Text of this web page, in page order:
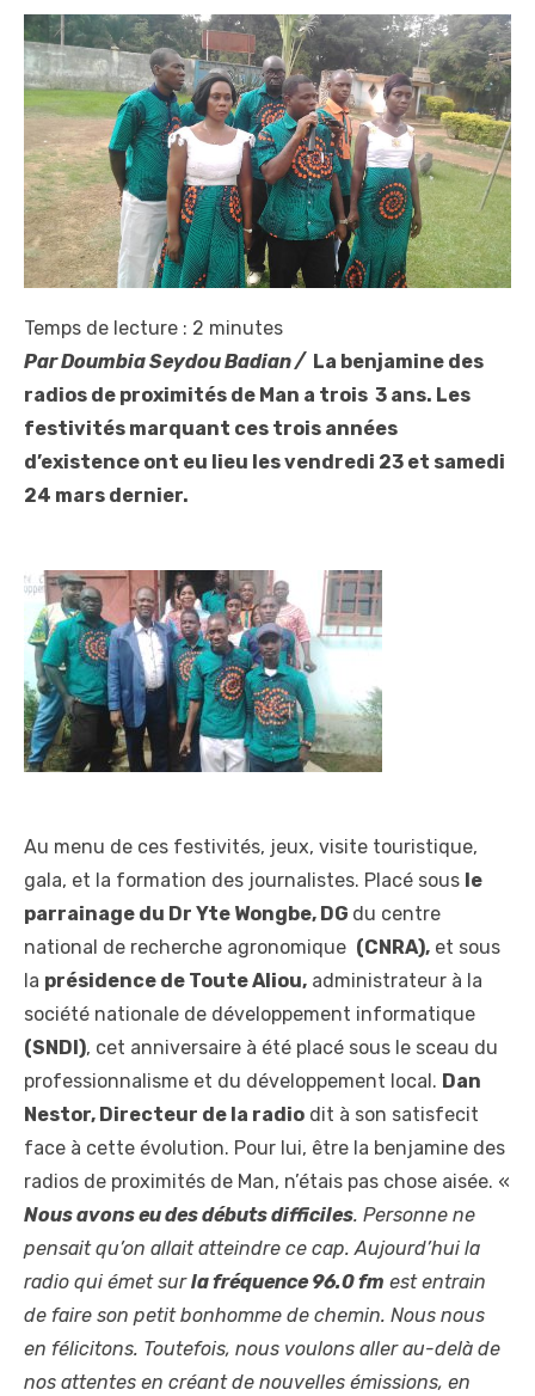
Temps de lecture : 2 minutes
Par Doumbia Seydou Badian / La benjamine des
radios de proximités de Man a trois 3 ans. Les
festivités marquant ces trois années
d’existence ont eu lieu les vendredi 23 et samedi
24 mars dernier.
Au menu de ces festivités, jeux, visite touristique,
gala, et la formation des journalistes. Placé sous le
parrainage du Dr Yte Wongbe, DG du centre
national de recherche agronomique (CNRA), et sous
la présidence de Toute Aliou, administrateur à la
société nationale de développement informatique
(SNDI), cet anniversaire à été placé sous le sceau du
professionnalisme et du développement local. Dan
Nestor, Directeur de la radio dit à son satisfecit
face à cette évolution. Pour lui, être la benjamine des
radios de proximités de Man, n’étais pas chose aisée. «
Nous avons eu des débuts difficiles. Personne ne
pensait qu’on allait atteindre ce cap. Aujourd’hui la
radio qui émet surla fréquence 96.0 fm est entrain
de faire son petit bonhomme de chemin. Nous nous
en félicitons. Toutefois, nous voulons aller au-delà de
nos attentes en créant de nouvelles émissions, en